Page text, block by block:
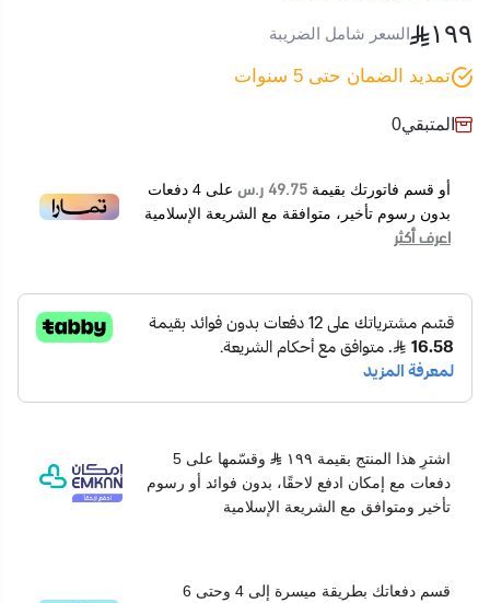
١٩٩ السعر شامل الضريبة
تمديد الضمان حتى 5 سنوات
المتبقي0
أو قسم فاتورتك بقيمة 49.75 ر.س على 4 دفعات
بدون رسوم تأخير، متوافقة مع الشريعة الإسلامية
اعرف أكثر
اشترِ هذا المنتج بقيمة ١٩٩
وقسّمها على 5
دفعات مع إمكان ادفع لاحقًا، بدون فوائد أو رسوم
تأخير ومتوافق مع الشريعة الإسلامية
قسم دفعاتك بطريقة ميسرة إلى 4 وحتى 6